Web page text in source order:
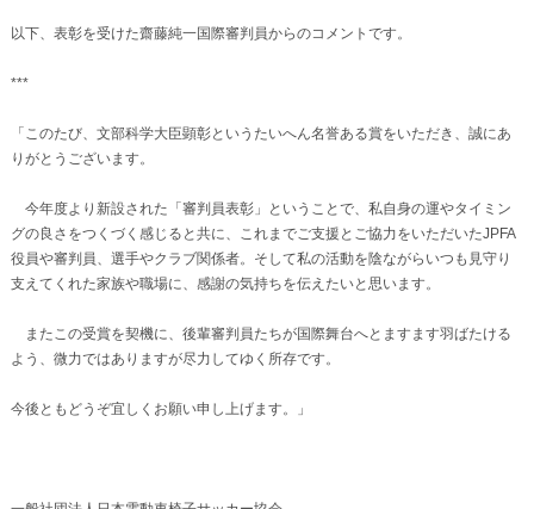
以下、表彰を受けた齋藤純一国際審判員からのコメントです。
***
「このたび、文部科学大臣顕彰というたいへん名誉ある賞をいただき、誠にあ
りがとうございます。
今年度より新設された「審判員表彰」ということで、私自身の運やタイミン
グの良さをつくづく感じると共に、これまでご支援とご協力をいただいたJPFA
役員や審判員、選手やクラブ関係者。そして私の活動を陰ながらいつも見守り
支えてくれた家族や職場に、感謝の気持ちを伝えたいと思います。
またこの受賞を契機に、後輩審判員たちが国際舞台へとますます羽ばたける
よう、微力ではありますが尽力してゆく所存です。
今後ともどうぞ宜しくお願い申し上げます。」